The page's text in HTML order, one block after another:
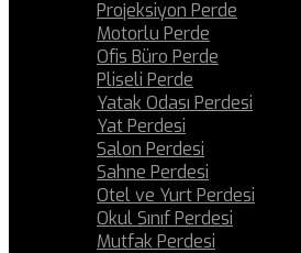
Projeksiyon Perde
Motorlu Perde
Ofis Büro Perde
Pliseli Perde
Yatak Odası Perdesi
Yat Perdesi
Salon Perdesi
Sahne Perdesi
Otel ve Yurt Perdesi
Okul Sınıf Perdesi
Mutfak Perdesi